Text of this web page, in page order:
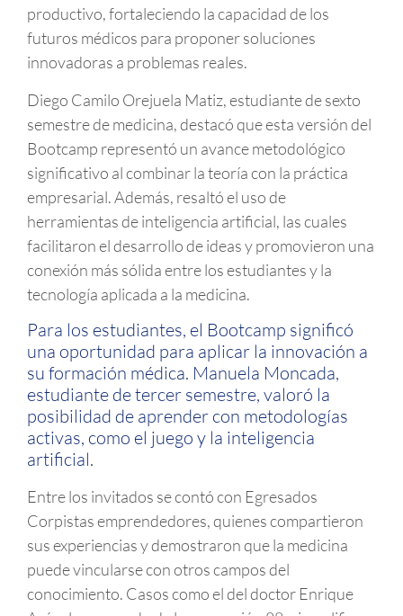
productivo, fortaleciendo la capacidad de los
futuros médicos para proponer soluciones
innovadoras a problemas reales.
Diego Camilo Orejuela Matiz, estudiante de sexto
semestre de medicina, destacó que esta versión del
Bootcamp representó un avance metodológico
significativo al combinar la teoría con la práctica
empresarial. Además, resaltó el uso de
herramientas de inteligencia artificial, las cuales
facilitaron el desarrollo de ideas y promovieron una
conexión más sólida entre los estudiantes y la
tecnología aplicada a la medicina.
Para los estudiantes, el Bootcamp significó
una oportunidad para aplicar la innovación a
su formación médica. Manuela Moncada,
estudiante de tercer semestre, valoró la
posibilidad de aprender con metodologías
activas, como el juego y la inteligencia
artificial.
Entre los invitados se contó con Egresados
Corpistas emprendedores, quienes compartieron
sus experiencias y demostraron que la medicina
puede vincularse con otros campos del
conocimiento. Casos como el del doctor Enrique